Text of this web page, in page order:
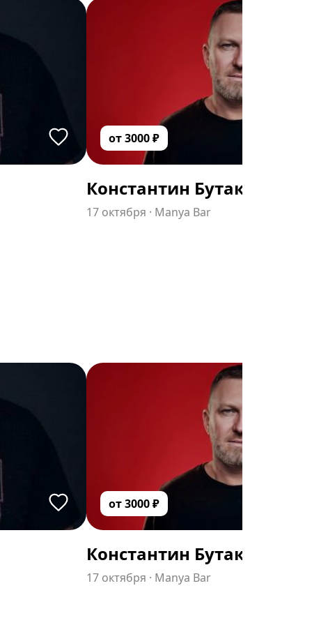
от3000₽
Константин Бутаков
17 октября · Manya Bar
от3000₽
Константин Бутаков
17 октября · Manya Bar